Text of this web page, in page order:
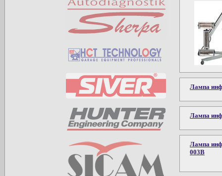
Лампа
Лампа
Лампа
003В